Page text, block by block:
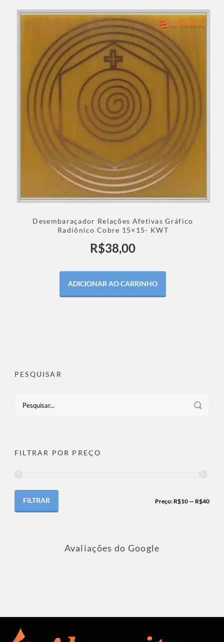
Desembaraçador Relações Afetivas Gráfico
Radiônico Cobre 15×15- KWT
R$38,00
ADICIONAR AO CARRINHO
PESQUISAR
FILTRAR POR PREÇO
FILTRAR Preço: R$10 — R$40
Avaliações do Google